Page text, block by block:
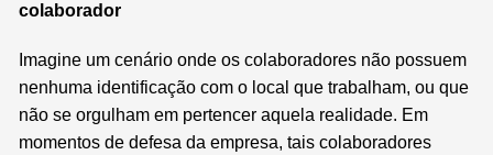
colaborador
Imagine um cenário onde os colaboradores não possuem
nenhuma identificação com o local que trabalham, ou que
não se orgulham em pertencer aquela realidade. Em
momentos de defesa da empresa, tais colaboradores